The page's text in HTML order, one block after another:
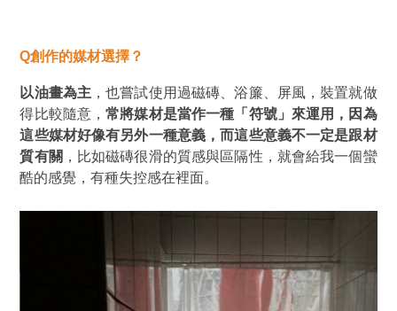
Q創作的媒材選擇？
以油畫為主 ，也嘗試使用過磁磚、浴簾、屏風，裝置就做
得比較隨意，常將媒材是當作一種 「 符號」 來運用，因為
這些媒材好像有另外一種意義，而這些意義不一定是跟材
質有關 ，比如磁磚很滑的質感與區隔性，就會給我一個蠻
酷的感覺，有種失控感在裡面。